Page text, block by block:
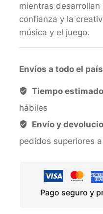
mientras
confianza y la
música y el juego.
Envíos a todo el país
Tiempo
hábiles
Envío y
pedidos superiores
Pago seguro y